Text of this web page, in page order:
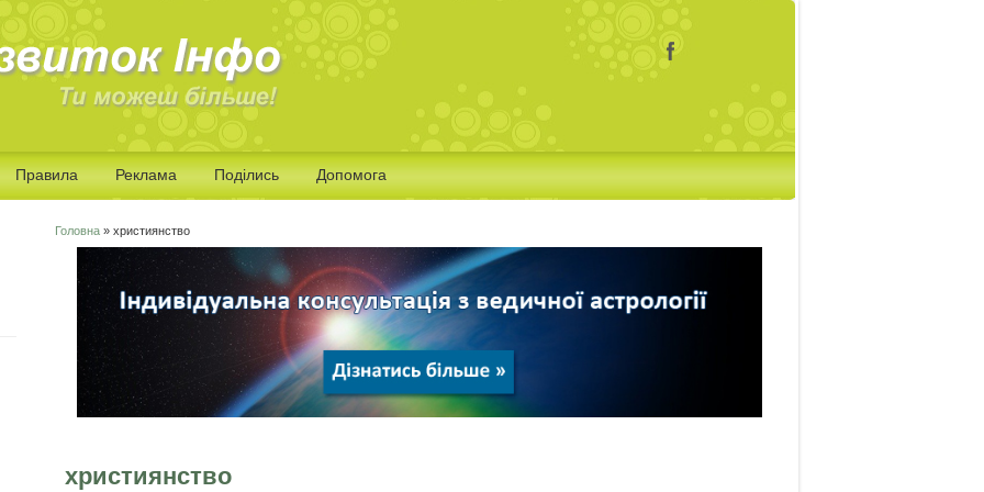
Правила Реклама Поділись Допомога
Ви є тут
Головна» християнство
християнство